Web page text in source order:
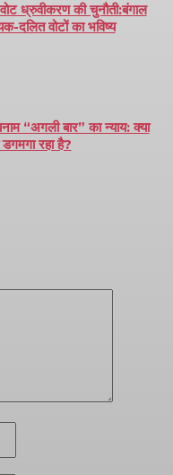
ध्रुवीकरण की चुनौती:बंगाल
दलित वोटों का भविष्य
“अगली बार” का न्याय: क्या
रहा है?